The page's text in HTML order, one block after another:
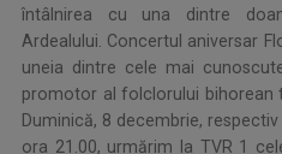
întâlnirea cu una dintre
Ardealului. Concertul aniversar
uneia dintre cele mai
promotor al folclorului bihorean
Duminică, 8 decembrie,
ora 21.00, urmărim la TVR 1